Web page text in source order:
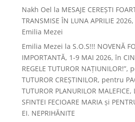
Nakh Oel la MESAJE CEREȘTI
TRANSMISE ÎN LUNA APRILIE
Emilia Mezei
Emilia Mezei la S.O.S!!! NOVENĂ
IMPORTANTĂ, 1-9 MAI 2026, în
REGELE TUTUROR NAȚIUNILOR!”,
TUTUROR CREȘTINILOR, pentru
TUTUROR PLANURILOR MALEFICE,
SFINTEI FECIOARE MARIA și
EI. NEPRIHĂNITE